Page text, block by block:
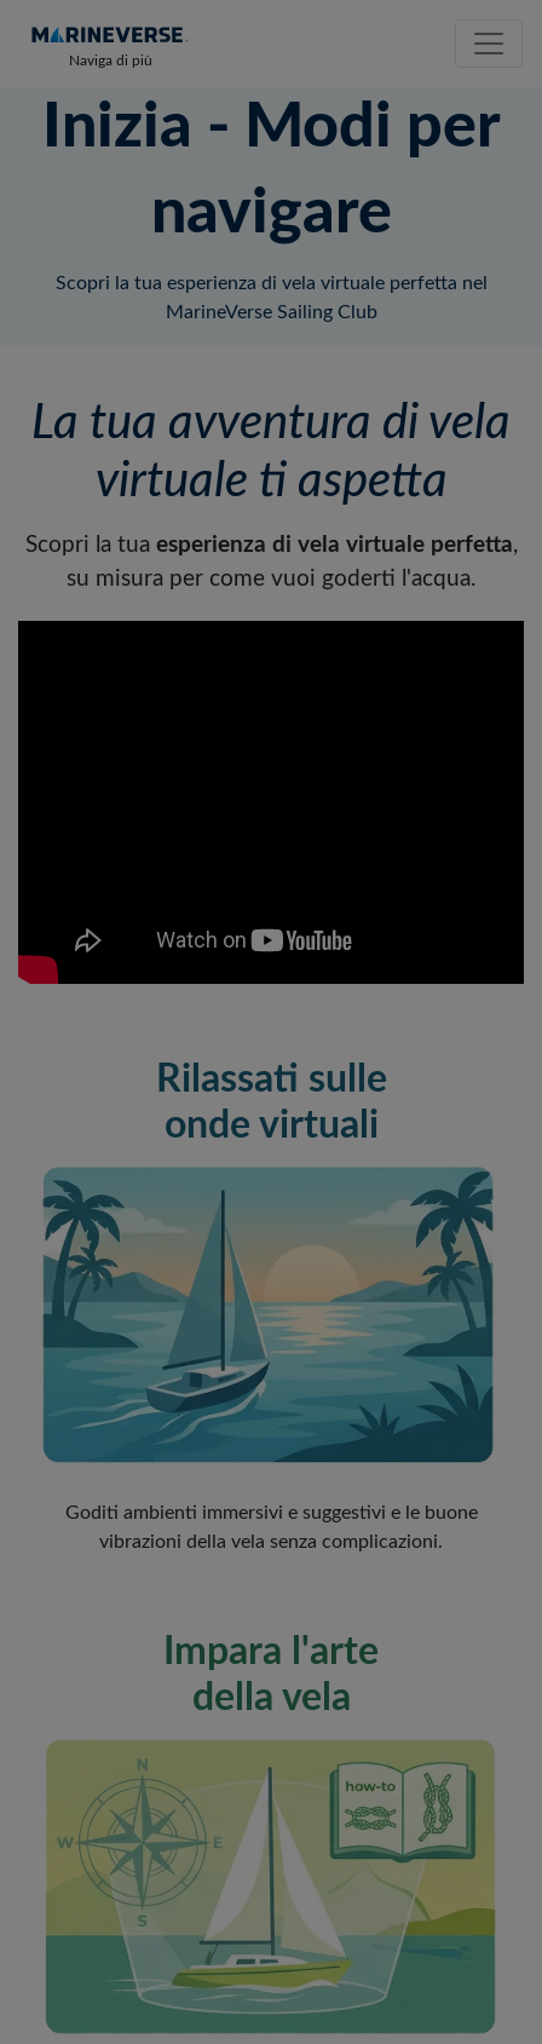
Naviga di più
Inizia - Modi per
navigare
Scopri la tua esperienza di vela virtuale perfetta nel
MarineVerse Sailing Club
La tua avventura di vela
virtuale ti aspetta
Scopri la tua esperienza di vela virtuale perfetta,
su misura per come vuoi goderti l'acqua.
Rilassati sulle
onde virtuali
Goditi ambienti immersivi e suggestivi e le buone
vibrazioni della vela senza complicazioni.
Impara l'arte
della vela